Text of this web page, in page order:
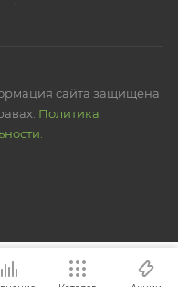
сайта защищена
Политика